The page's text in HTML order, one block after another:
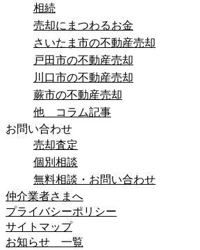
相続
売却にまつわるお金
さいたま市の不動産売却
戸田市の不動産売却
川口市の不動産売却
蕨市の不動産売却
他 コラム記事
お問い合わせ
売却査定
個別相談
無料相談・お問い合わせ
仲介業者さまへ
プライバシーポリシー
サイトマップ
お知らせ 一覧